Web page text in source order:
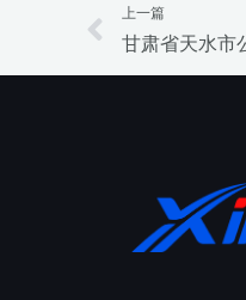
Prev
上一篇
甘肃省天水市